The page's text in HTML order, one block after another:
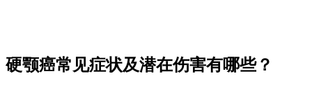
硬颚癌常见症状及潜在伤害有哪些？